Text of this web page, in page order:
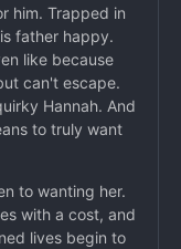
him. Trapped in
father happy.
like because
can't escape.
Hannah. And
to truly want
to wanting her.
with a cost, and
lives begin to